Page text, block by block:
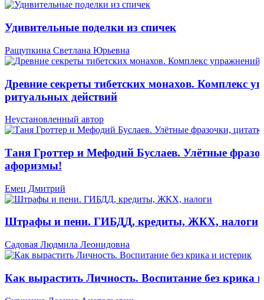
Удивительные поделки из спичек
Ращупкина Светлана Юрьевна
Древние секреты тибетских монахов. Комплекс
ритуальных действий
Неустановленный автор
Таня Гроттер и Мефодий Буслаев. Улётные
афоризмы!
Емец Дмитрий
Штрафы и пени. ГИБДД, кредиты, ЖКХ, налоги
Садовая Людмила Леонидовна
Как вырастить Личность. Воспитание без крика